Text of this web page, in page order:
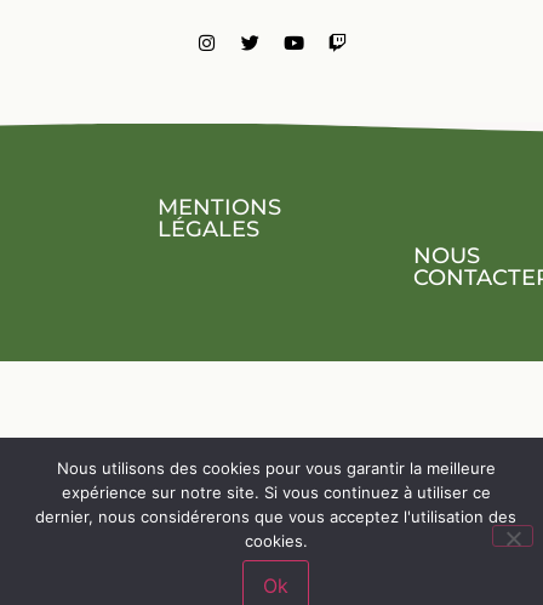
MENTIONS
LÉGALES
NOUS
Nous utilisons des cookies pour vous garantir la meilleure
expérience sur notre site. Si vous continuez à utiliser ce
dernier, nous considérerons que vous acceptez l'utilisation des
cookies.
Ok